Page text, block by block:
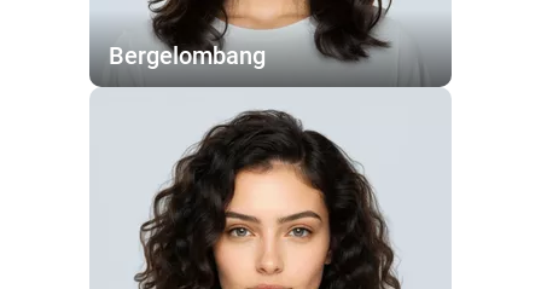
Bergelombang